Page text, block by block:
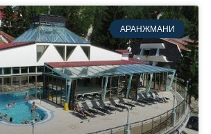
АРАНЖМАНИ